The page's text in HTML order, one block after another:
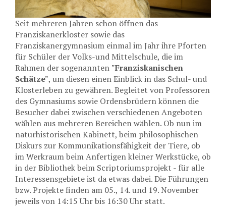
Seit mehreren Jahren schon öffnen das
Franziskanerkloster sowie das
Franziskanergymnasium einmal im Jahr ihre Pforten
für Schüler der Volks-und Mittelschule, die im
Rahmen der sogenannten "Franziskanischen
Schätze", um diesen einen Einblick in das Schul- und
Klosterleben zu gewähren. Begleitet von Professoren
des Gymnasiums sowie Ordensbrüdern können die
Besucher dabei zwischen verschiedenen Angeboten
wählen aus mehreren Bereichen wählen. Ob nun im
naturhistorischen Kabinett, beim philosophischen
Diskurs zur Kommunikationsfähigkeit der Tiere, ob
im Werkraum beim Anfertigen kleiner Werkstücke, ob
in der Bibliothek beim Scriptoriumsprojekt - für alle
Interessensgebiete ist da etwas dabei. Die Führungen
bzw. Projekte finden am 05., 14. und 19. November
jeweils von 14:15 Uhr bis 16:30 Uhr statt.